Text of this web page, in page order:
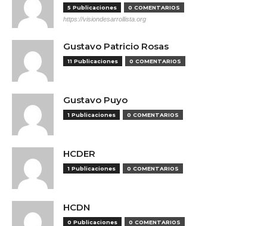
5 Publicaciones 0 COMENTARIOS
https://visiondesarrollista.org
Gustavo Patricio Rosas
11 Publicaciones 0 COMENTARIOS
Gustavo Puyo
1 Publicaciones 0 COMENTARIOS
HCDER
1 Publicaciones 0 COMENTARIOS
HCDN
0 Publicaciones 0 COMENTARIOS